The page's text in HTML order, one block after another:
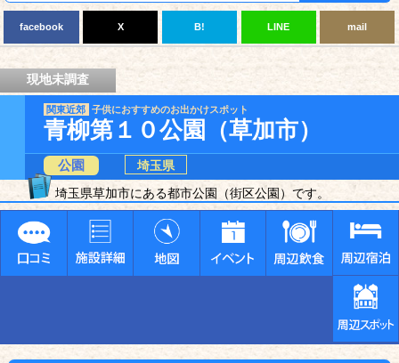
facebook X B! LINE mail
現地未調査
関東近郊 子供におすすめのお出かけスポット
青柳第１０公園（草加市）
公園
埼玉県
埼玉県草加市にある都市公園（街区公園）です。